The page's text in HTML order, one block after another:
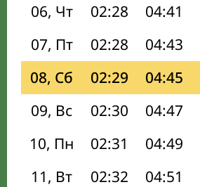
06, Чт
02:28 04:41
07, Пт
02:28 04:43
08, Сб
02:29 04:45
09, Вс
02:30 04:47
10, Пн
02:31 04:49
11, Вт
02:32 04:51